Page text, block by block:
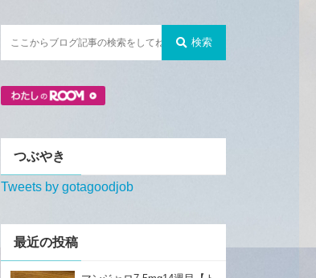
検索
つぶやき
Tweets by gotagoodjob
最近の投稿